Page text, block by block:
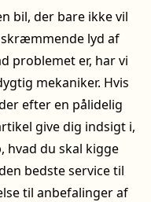
bil, der bare ikke vil
lyd af
problemet er, har vi
mekaniker. Hvis
efter en pålidelig
give dig indsigt i,
du skal kigge
bedste service til
til anbefalinger af